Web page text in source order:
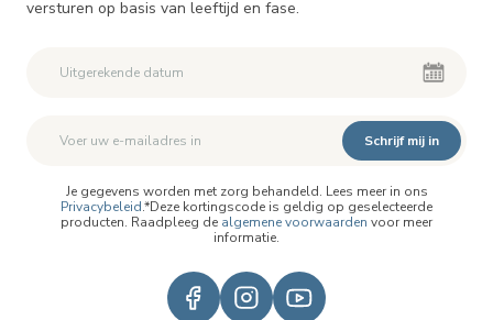
versturen op basis van leeftijd en fase.
Schrijf mij in
Je gegevens worden met zorg behandeld. Lees meer in ons
Privacybeleid.*Deze kortingscode is geldig op geselecteerde
producten. Raadpleeg de algemene voorwaarden voor meer
informatie.